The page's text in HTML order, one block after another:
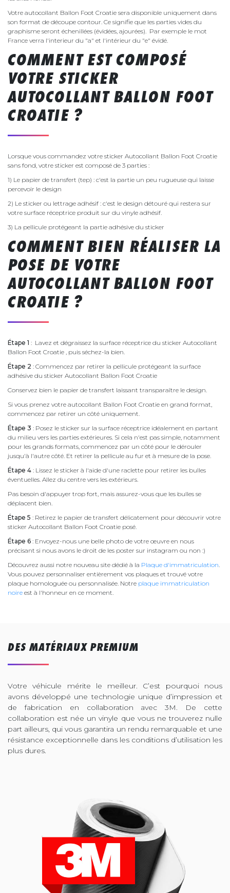
Votre autocollant Ballon Foot Croatie sera disponible uniquement dans
son format de découpe contour. Ce signifie que les parties vides du
graphisme seront échenillées (évidées, ajourées). Par exemple le mot
France verra l'interieur du "a" et l'intérieur du "e" évidé.
COMMENT EST COMPOSÉ
VOTRE STICKER
AUTOCOLLANT BALLON FOOT
CROATIE ?
Lorsque vous commandez votre sticker Autocollant Ballon Foot Croatie
sans fond, votre sticker est composé de 3 parties :
1) Le papier de transfert (tep) : c'est la partie un peu rugueuse qui laisse
percevoir le design
2) Le sticker ou lettrage adhésif : c'est le design détouré qui restera sur
votre surface réceptrice produit sur du vinyle adhésif.
3) La pellicule protégeant la partie adhésive du sticker
COMMENT BIEN RÉALISER LA
POSE DE VOTRE
AUTOCOLLANT BALLON FOOT
CROATIE ?
Étape 1 : Lavez et dégraissez la surface réceptrice du sticker Autocollant
Ballon Foot Croatie , puis séchez-la bien.
Étape 2 : Commencez par retirer la pellicule protégeant la surface
adhésive du sticker Autocollant Ballon Foot Croatie
Conservez bien le papier de transfert laissant transparaître le design.
Si vous prenez votre autocollant Ballon Foot Croatie en grand format,
commencez par retirer un côté uniquement.
Étape 3 : Posez le sticker sur la surface réceptrice idéalement en partant
du milieu vers les parties extérieures. Si cela n'est pas simple, notamment
pour les grands formats, commencez par un côté pour le dérouler
jusqu'à l'autre côté. Et retirer la pellicule au fur et à mesure de la pose.
Étape 4 : Lissez le sticker à l'aide d'une raclette pour retirer les bulles
éventuelles. Allez du centre vers les extérieurs.
Pas besoin d'appuyer trop fort, mais assurez-vous que les bulles se
déplacent bien.
Étape 5 : Retirez le papier de transfert délicatement pour découvrir votre
sticker Autocollant Ballon Foot Croatie posé.
Étape 6 : Envoyez-nous une belle photo de votre œuvre en nous
précisant si nous avons le droit de les poster sur instagram ou non :)
Découvrez aussi notre nouveau site dédié à la Plaque d'immatriculation.
Vous pouvez personnaliser entièrement vos plaques et trouvé votre
plaque homologuée ou personnalisée. Notre plaque immatriculation
noire est à l'honneur en ce moment.
DES MATÉRIAUX PREMIUM
Votre véhicule mérite le meilleur. C’est pourquoi nous
avons développé une technologie unique d’impression et
de fabrication en collaboration avec 3M. De cette
collaboration est née un vinyle que vous ne trouverez nulle
part ailleurs, qui vous garantira un rendu remarquable et une
résistance exceptionnelle dans les conditions d’utilisation les
plus dures.